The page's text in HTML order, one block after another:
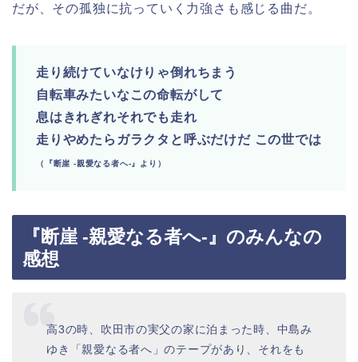
だが、その孤独に抗っていく力強さも感じる曲だ。
走り続けていなけりゃ倒れちまう
自転車みたいなこの命転がして
息はきれぎれそれでも走れ
走りやめたらガラクタと呼ぶだけだ この世では
（『断崖 -親愛なる者へ-』より）
『断崖 -親愛なる者へ-』のみんなの
感想
高3の時、吹田市の実父の家に泊まった時、中島み
ゆき「親愛なる者へ」のテープがあり、それをも